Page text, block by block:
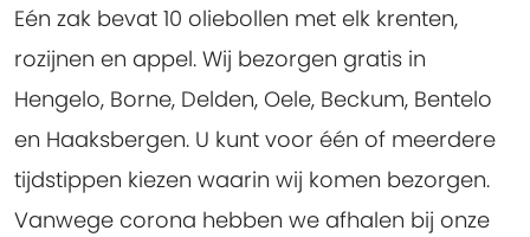
Eén zak bevat 10 oliebollen met elk krenten,
rozijnen en appel. Wij bezorgen gratis in
Hengelo, Borne, Delden, Oele, Beckum, Bentelo
en Haaksbergen. U kunt voor één of meerdere
tijdstippen kiezen waarin wij komen bezorgen.
Vanwege corona hebben we afhalen bij onze